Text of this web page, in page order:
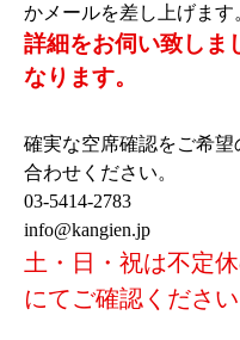
かメールを差し上げます
詳細をお伺い致しま
なります。
確実な空席確認をご希
合わせください。
03-5414-2783
info@kangien.jp
土・日・祝は不定
にてご確認ください